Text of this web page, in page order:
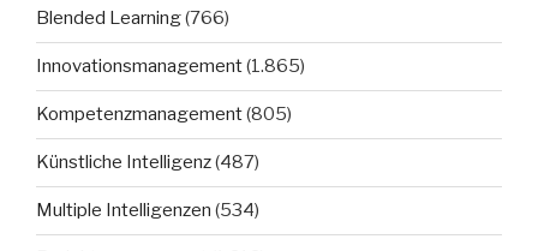
Blended Learning(766)
Innovationsmanagement(1.865)
Kompetenzmanagement(805)
Künstliche Intelligenz(487)
Multiple Intelligenzen (534)